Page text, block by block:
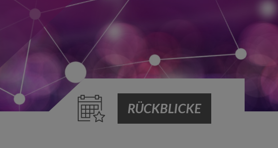
RÜCKBLICKE